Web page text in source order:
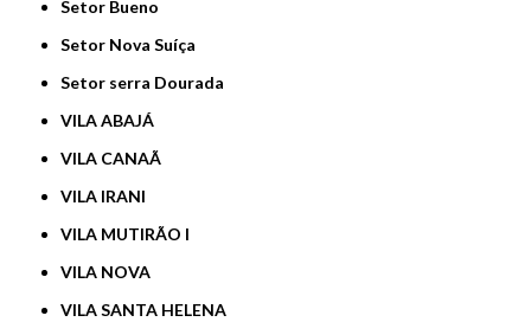
Setor Bueno
Setor Nova Suíça
Setor serra Dourada
VILA ABAJÁ
VILA CANAÃ
VILA IRANI
VILA MUTIRÃO I
VILA NOVA
VILA SANTA HELENA